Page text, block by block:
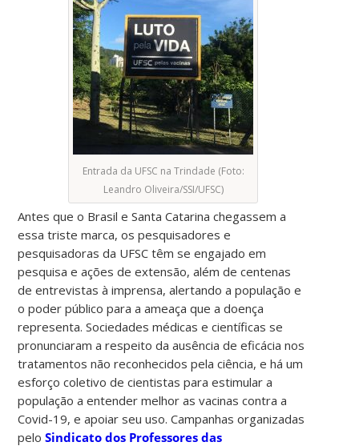
Entrada da UFSC na Trindade (Foto:
Leandro Oliveira/SSI/UFSC)
Antes que o Brasil e Santa Catarina chegassem a
essa triste marca, os pesquisadores e
pesquisadoras da UFSC têm se engajado em
pesquisa e ações de extensão, além de centenas
de entrevistas à imprensa, alertando a população e
o poder público para a ameaça que a doença
representa. Sociedades médicas e científicas se
pronunciaram a respeito da ausência de eficácia nos
tratamentos não reconhecidos pela ciência, e há um
esforço coletivo de cientistas para estimular a
população a entender melhor as vacinas contra a
Covid-19, e apoiar seu uso. Campanhas organizadas
peloSindicato dos Professores das